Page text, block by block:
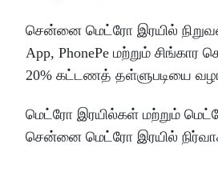
சென்னை மெட்ரோ இரயில்
App, PhonePe மற்றும்
20% கட்டணத் தள்ளுபடியை
மெட்ரோ இரயில்கள் மற்றும்
சென்னை மெட்ரோ இரயில்